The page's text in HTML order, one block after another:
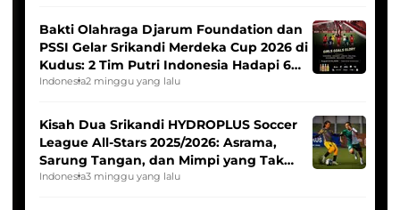
Bakti Olahraga Djarum Foundation dan
PSSI Gelar Srikandi Merdeka Cup 2026 di
Kudus: 2 Tim Putri Indonesia Hadapi 6
Tim Asia
Indonesia2 minggu yang lalu
Kisah Dua Srikandi HYDROPLUS Soccer
League All-Stars 2025/2026: Asrama,
Sarung Tangan, dan Mimpi yang Tak
Pernah Padam
Indonesia3 minggu yang lalu